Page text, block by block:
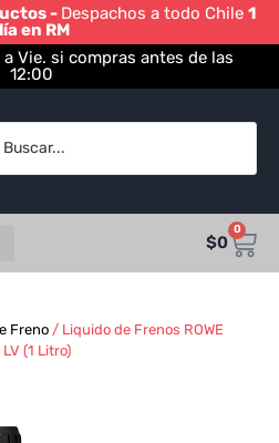
- Despachos a todo Chile 1
en RM
a Vie. si compras antes de las
12:00
$0
0
Freno / Liquido de Frenos ROWE
(1 Litro)